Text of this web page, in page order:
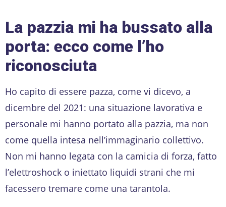
La pazzia mi ha bussato alla
porta: ecco come l’ho
riconosciuta
Ho capito di essere pazza, come vi dicevo, a
dicembre del 2021: una situazione lavorativa e
personale mi hanno portato alla pazzia, ma non
come quella intesa nell’immaginario collettivo.
Non mi hanno legata con la camicia di forza, fatto
l’elettroshock o iniettato liquidi strani che mi
facessero tremare come una tarantola.